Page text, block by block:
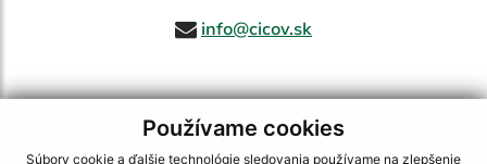
Používame cookies
Súbory cookie a ďalšie technológie sledovania používame na zlepšenie
info@cicov.sk
využite možnosť získavania aktuálnych informácií s využitím RSS
CMS systém (redakčný) systém ECHELON 2,
Mapa stránok web portál